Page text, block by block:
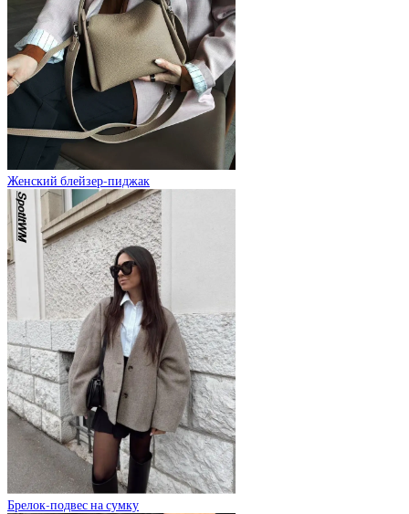
Женский блейзер-пиджак
Брелок-подвес на сумку